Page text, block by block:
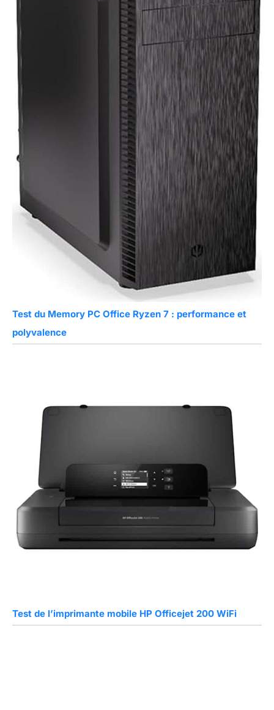
Test du Memory PC Office Ryzen 7 : performance et
polyvalence
Test de l’imprimante mobile HP Officejet 200 WiFi